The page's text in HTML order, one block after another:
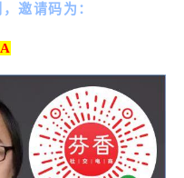
邀请码为：